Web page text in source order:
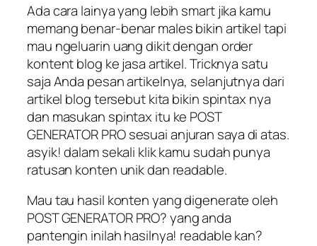
Ada cara lainya yang lebih smart jika kamu
memang benar-benar males bikin artikel tapi
mau ngeluarin uang dikit dengan order
kontent blog ke jasa artikel. Tricknya satu
saja Anda pesan artikelnya, selanjutnya dari
artikel blog tersebut kita bikin spintax nya
dan masukan spintax itu ke POST
GENERATOR PRO sesuai anjuran saya di atas.
asyik! dalam sekali klik kamu sudah punya
ratusan konten unik dan readable.
Mau tau hasil konten yang digenerate oleh
POST GENERATOR PRO? yang anda
pantengin inilah hasilnya! readable kan?